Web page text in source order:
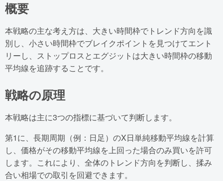
概要
本戦略の主な考え方は、大きい時間枠でトレンド方向を識
別し、小さい時間枠でブレイクポイントを見つけてエント
リーし、ストップロスとエグジットは大きい時間枠の移動
平均線を追跡することです。
戦略の原理
本戦略は主に3つの指標に基づいて判断します。
第1に、長期周期（例：日足）のX日単純移動平均線を計算
し、価格がその移動平均線を上回った場合のみ買いを許可
します。これにより、全体のトレンド方向を判断し、揉み
合い相場での取引を回避できます。